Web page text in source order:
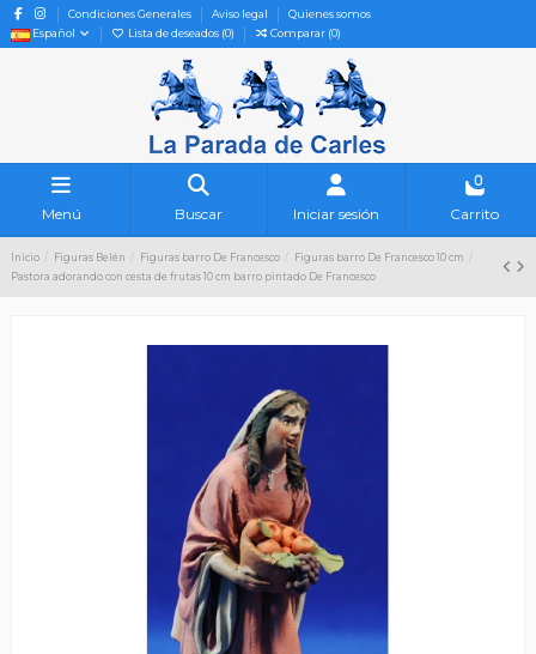
Condiciones Generales Aviso legal
Quienes somos
Español
Lista de deseados (0) Comparar (0)
Menú Buscar Iniciar sesión
0
Carrito
Inicio Figuras Belén Figuras barro De Francesco
Figuras barro De Francesco 10 cm
Pastora adorando con cesta de frutas 10 cm barro pintado De Francesco